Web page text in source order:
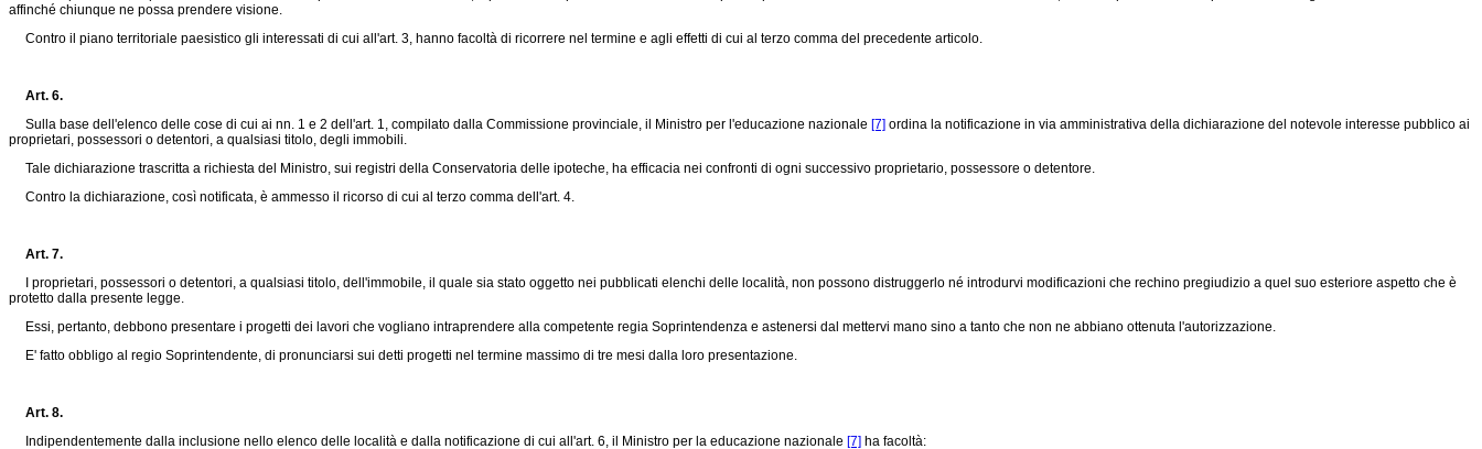
affinché chiunque ne possa prendere visione.
Contro il piano territoriale paesistico gli interessati di cui all'art. 3, hanno facoltà di ricorrere nel termine e agli effetti di cui al terzo comma del precedente articolo.
Art. 6.
Sulla base dell'elenco delle cose di cui ai nn. 1 e 2 dell'art. 1, compilato dalla Commissione provinciale, il Ministro per l'educazione nazionale [7] ordina la notificazione in via amministrativa della dichiarazione del notevole interesse pubblico ai
proprietari, possessori o detentori, a qualsiasi titolo, degli immobili.
Tale dichiarazione trascritta a richiesta del Ministro, sui registri della Conservatoria delle ipoteche, ha efficacia nei confronti di ogni successivo proprietario, possessore o detentore.
Contro la dichiarazione, così notificata, è ammesso il ricorso di cui al terzo comma dell'art. 4.
Art. 7.
I proprietari, possessori o detentori, a qualsiasi titolo, dell'immobile, il quale sia stato oggetto nei pubblicati elenchi delle località, non possono distruggerlo né introdurvi modificazioni che rechino pregiudizio a quel suo esteriore aspetto che è
protetto dalla presente legge.
Essi, pertanto, debbono presentare i progetti dei lavori che vogliano intraprendere alla competente regia Soprintendenza e astenersi dal mettervi mano sino a tanto che non ne abbiano ottenuta l'autorizzazione.
E' fatto obbligo al regio Soprintendente, di pronunciarsi sui detti progetti nel termine massimo di tre mesi dalla loro presentazione.
Art. 8.
Indipendentemente dalla inclusione nello elenco delle località e dalla notificazione di cui all'art. 6, il Ministro per la educazione nazionale [7] ha facoltà: